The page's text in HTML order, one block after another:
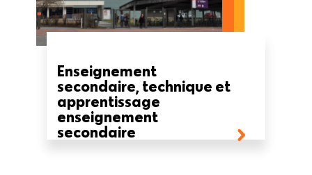
Enseignement
secondaire, technique et
apprentissage
enseignement
secondaire